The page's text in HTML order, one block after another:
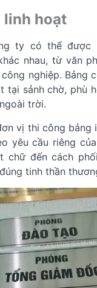
linh hoạt
ty có thể được
nhau, từ văn
nghiệp. Bảng
tại sảnh chờ, phù
trời.
vị thi công
yêu cầu riêng
chữ đến cách
tinh thần